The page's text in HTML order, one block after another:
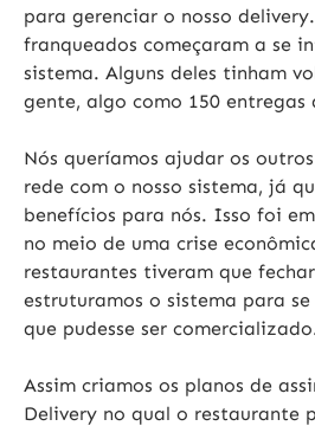
para gerenciar o nosso
franqueados começaram a se
sistema. Alguns deles tinham
gente, algo como 150 entregas
Nós queríamos ajudar os
rede com o nosso sistema, já
benefícios para nós. Isso foi
no meio de uma crise
restaurantes tiveram que
estruturamos o sistema para
que pudesse ser
Assim criamos os planos de
Delivery no qual o restaurante